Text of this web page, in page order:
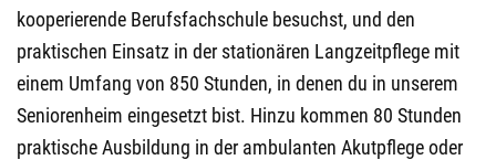
kooperierende Berufsfachschule besuchst, und den
praktischen Einsatz in der stationären Langzeitpflege mit
einem Umfang von 850 Stunden, in denen du in unserem
Seniorenheim eingesetzt bist. Hinzu kommen 80 Stunden
praktische Ausbildung in der ambulanten Akutpflege oder